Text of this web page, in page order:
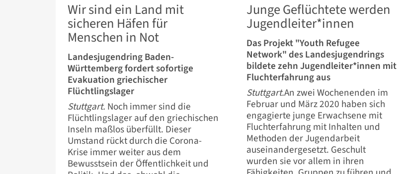
Wir sind ein Land mit
sicheren Häfen für
Menschen in Not
Landesjugendring Baden-
Württemberg fordert sofortige
Evakuation griechischer
Flüchtlingslager
Stuttgart. Noch immer sind die
Flüchtlingslager auf den griechischen
Inseln maßlos überfüllt. Dieser
Umstand rückt durch die Corona-
Krise immer weiter aus dem
Bewusstsein der Öffentlichkeit und
Junge Geflüchtete werden
Jugendleiter*innen
Das Projekt "Youth Refugee
Network" des Landesjugendrings
bildete zehn Jugendleiter*innen mit
Fluchterfahrung aus
Stuttgart.An zwei Wochenenden im
Februar und März 2020 haben sich
engagierte junge Erwachsene mit
Fluchterfahrung mit Inhalten und
Methoden der Jugendarbeit
auseinanderge­setzt. Geschult
wurden sie vor allem in ihren